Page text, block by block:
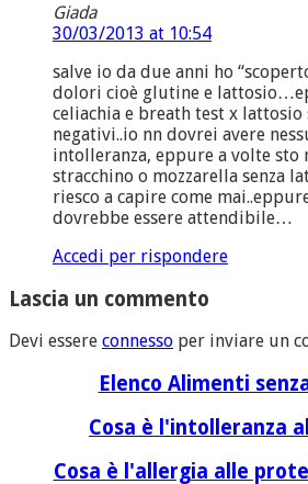
Giada
30/03/2013 at 10:54
salve io da due anni ho
dolori cioè glutine e
celiachia e breath test x
negativi..io nn dovrei avere
intolleranza, eppure a volte sto
stracchino o mozzarella senza
riesco a capire come
dovrebbe essere attendibile…
Accedi per rispondere
Lascia un commento
Devi essere connesso per inviare un
Elenco Alimenti
Cosa è l'intolleranza
Cosa è l'allergia alle